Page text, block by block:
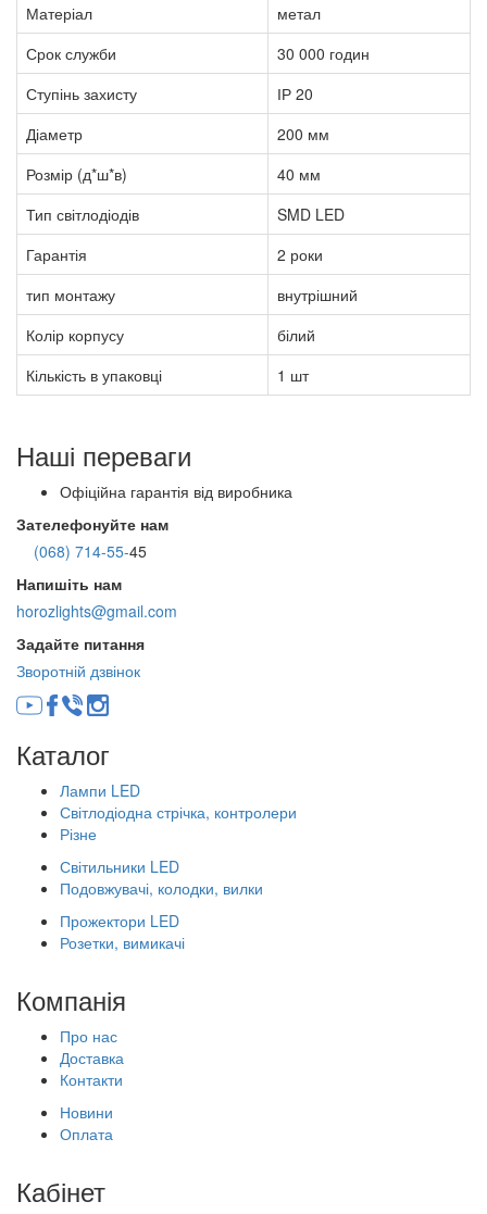
Матеріал
метал
Срок служби
30 000 годин
Ступінь захисту
ІР 20
Діаметр
200 мм
Розмір (д*ш*в)
40 мм
Тип світлодіодів
SMD LED
Гарантія
2 роки
тип монтажу
внутрішний
Колір корпусу
білий
Кількість в упаковці
1 шт
Наші переваги
Офіційна гарантія від виробника
Зателефонуйте нам
(068) 714-55-45
Напишіть нам
horozlights@gmail.com
Задайте питання
Зворотній дзвінок
Каталог
Лампи LED
Світлодіодна стрічка, контролери
Різне
Світильники LED
Подовжувачі, колодки, вилки
Прожектори LED
Розетки, вимикачі
Компанія
Про нас
Доставка
Контакти
Новини
Оплата
Кабінет